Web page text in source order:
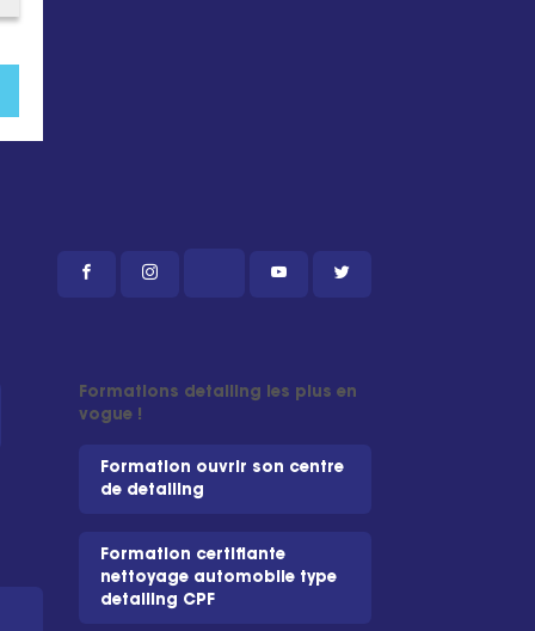
Formations detailing les plus en
vogue !
Formation ouvrir son centre
de detailing
Formation certifiante
nettoyage automobile type
detailing CPF